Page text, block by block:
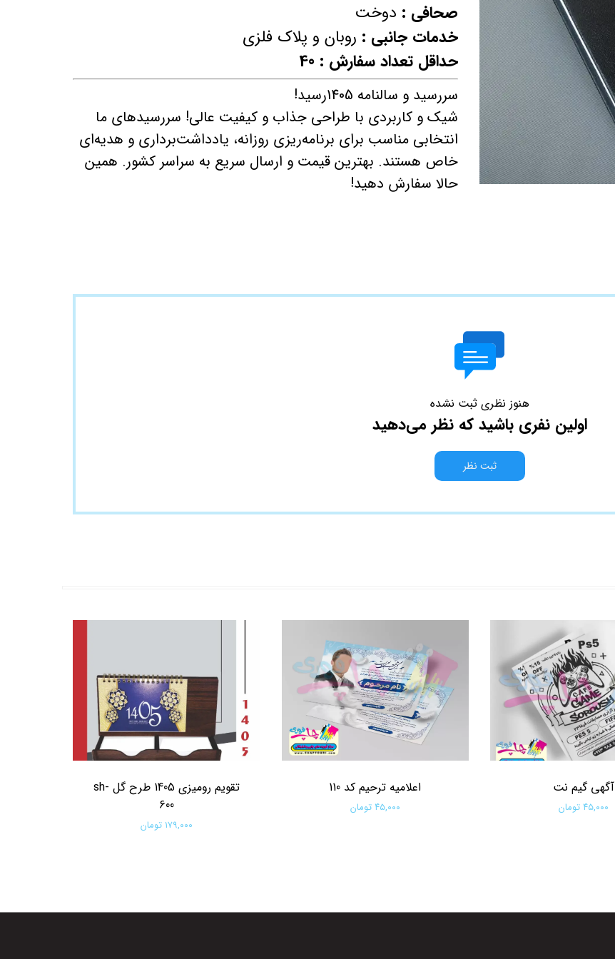
چاپ فاکتور اختصاصی
صحافی : دوخت
خدمات جانبی : روبان و پلاک فلزی
حداقل تعداد سفارش : 40
سررسید و سالنامه 1405رسید!
شیک و کاربردی با طراحی‌ جذاب و کیفیت عالی! سررسیدهای ما
انتخابی مناسب برای برنامه‌ریزی روزانه، یادداشت‌برداری و هدیه‌ای
خاص هستند. بهترین قیمت و ارسال سریع به سراسر کشور. همین
حالا سفارش دهید!
هنوز نظری ثبت نشده
اولین نفری باشید که نظر می‌دهید
ثبت نظر
آگهی گیم نت
۴۵,۰۰۰ تومان
اعلامیه ترحیم کد 110
۴۵,۰۰۰ تومان
تقویم رومیزی 1405 طرح گل sh-
600
۱۷۹,۰۰۰ تومان